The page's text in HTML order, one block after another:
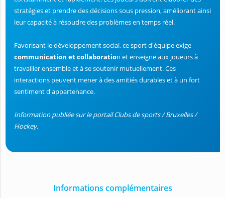
stratégies et prendre des décisions sous pression, améliorant ainsi
leur capacité à résoudre des problèmes en temps réel.
Favorisant le développement social, ce sport d'équipe exige
communication et collaboration et enseigne aux joueurs à
travailler ensemble et à se soutenir mutuellement. Ces
interactions peuvent mener à des amitiés durables et à un fort
sentiment d'appartenance.
Information publiée sur le portail Clubs de sports / Bruxelles /
Hockey.
Informations complémentaires